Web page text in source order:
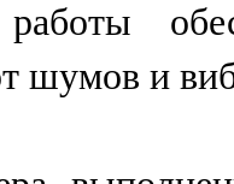
шумов и